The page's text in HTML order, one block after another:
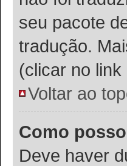
seu pacote
tradução.
(clicar no
Voltar ao
Como
Deve haver